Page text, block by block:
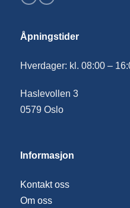
Åpningstider
Hverdager: kl. 08:00 –
Haslevollen 3
0579 Oslo
Informasjon
Kontakt oss
Om oss